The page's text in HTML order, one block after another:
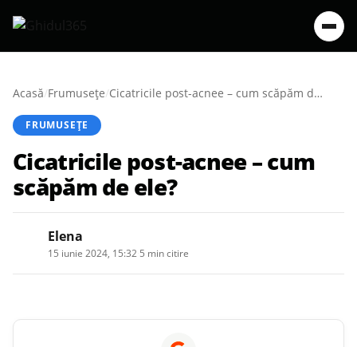
Acasă/Frumusețe/ Cicatricile post-acnee – cum scăpăm de ele?
FRUMUSEȚE
Cicatricile post-acnee – cum
scăpăm de ele?
Elena
15 iunie 2024, 15:32 5 min citire